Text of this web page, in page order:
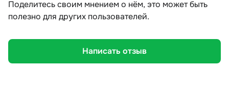
Поделитесь своим мнением о нём, это может быть
полезно для других пользователей.
Написать отзыв